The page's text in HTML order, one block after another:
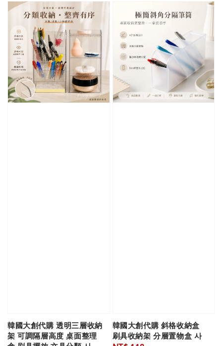
韓國大創代購 透明三層收納
架 可調隔層高度 桌面整理
韓國大創代購 斜格收納盒
刷具收納架 分層置物盒 사